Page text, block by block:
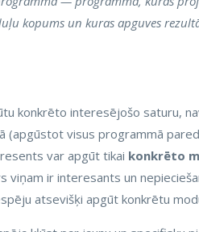
kopums un kuras apguves
konkrēto interesējošo saturu,
(apgūstot visus programmā
var apgūt tikai konkrēto
viņam ir interesants un
atsevišķi apgūt konkrētu